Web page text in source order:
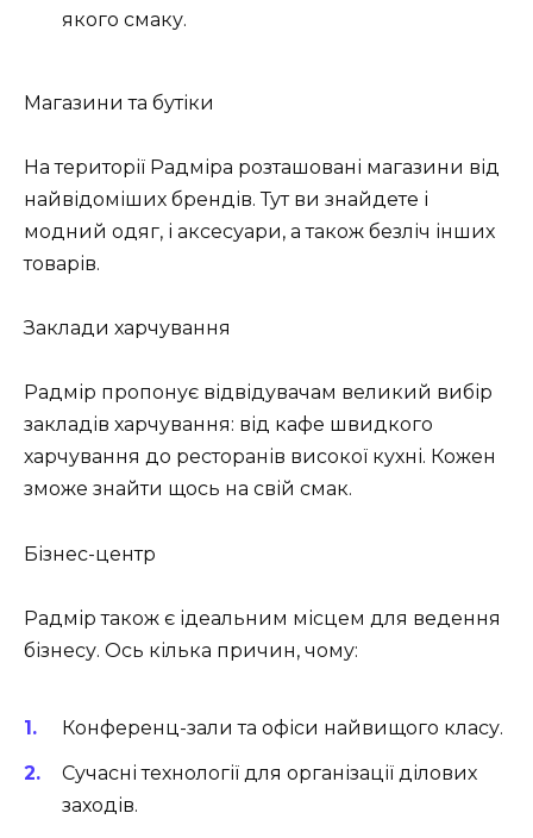
якого смаку.
Магазини та бутіки
На території Радміра розташовані магазини від
найвідоміших брендів. Тут ви знайдете і
модний одяг, і аксесуари, а також безліч інших
товарів.
Заклади харчування
Радмір пропонує відвідувачам великий вибір
закладів харчування: від кафе швидкого
харчування до ресторанів високої кухні. Кожен
зможе знайти щось на свій смак.
Бізнес-центр
Радмір також є ідеальним місцем для ведення
бізнесу. Ось кілька причин, чому:
Конференц-зали та офіси найвищого класу.
Сучасні технології для організації ділових
заходів.